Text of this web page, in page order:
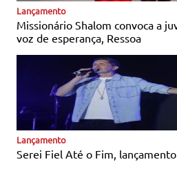
Notícias Católicas
Lançamento
Missionário Shalom convoca a
voz de esperança, Ressoa
Notícias Católicas
Lançamento
Serei Fiel Até o Fim,